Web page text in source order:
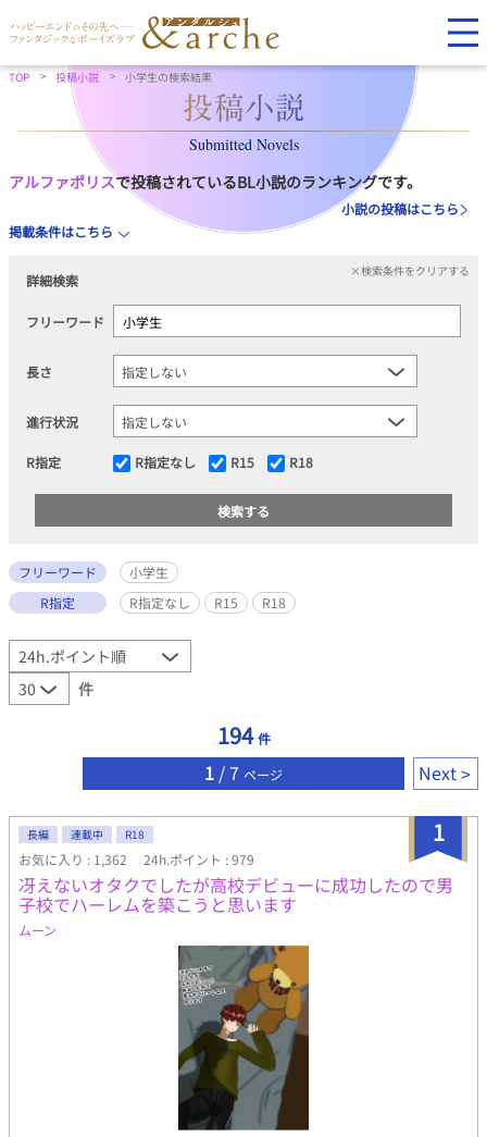
TOP 投稿小説 小学生の検索結果
Submitted Novels
アルファポリスで投稿されているBL小説のランキングです。
小説の投稿はこちら
掲載条件はこちら
詳細検索
×検索条件をクリアする
フリーワード
長さ
進行状況
R指定 R指定なし R15 R18
フリーワード
小学生
R指定
R指定なし R15 R18
件
194 件
1 / 7 ページ Next
1
長編 連載中 R18
お気に入り : 1,362 24h.ポイント : 979
冴えないオタクでしたが高校デビューに成功したので男
子校でハーレムを築こうと思います
ムーン